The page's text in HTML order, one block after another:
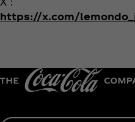
https://x.com/